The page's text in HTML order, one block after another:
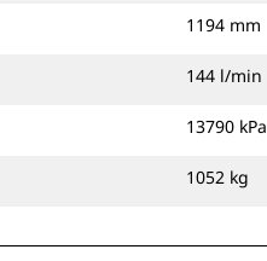
1194 mm
144 l/min
13790 kPa
1052 kg